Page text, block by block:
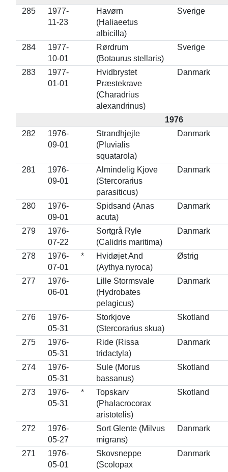
285
1977-
11-23
Havørn
(Haliaeetus
albicilla)
Sverige
284
1977-
10-01
Rørdrum
(Botaurus stellaris)
Sverige
283
1977-
01-01
Hvidbrystet
Præstekrave
(Charadrius
alexandrinus)
Danmark
1976
282
1976-
09-01
Strandhjejle
(Pluvialis
squatarola)
Danmark
281
1976-
09-01
Almindelig Kjove
(Stercorarius
parasiticus)
Danmark
280
1976-
09-01
Spidsand (Anas
acuta)
Danmark
279
1976-
07-22
Sortgrå Ryle
(Calidris maritima)
Danmark
278
1976-
07-01
*
Hvidøjet And
(Aythya nyroca)
Østrig
277
1976-
06-01
Lille Stormsvale
(Hydrobates
pelagicus)
Danmark
276
1976-
05-31
Storkjove
(Stercorarius skua)
Skotland
275
1976-
05-31
Ride (Rissa
tridactyla)
Danmark
274
1976-
05-31
Sule (Morus
bassanus)
Skotland
273
1976-
05-31
*
Topskarv
(Phalacrocorax
aristotelis)
Skotland
272
1976-
05-27
Sort Glente (Milvus
migrans)
Danmark
271
1976-
05-01
Skovsneppe
(Scolopax
Danmark